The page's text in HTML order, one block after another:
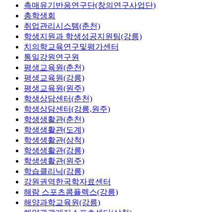
촉매유기반응연구단(창의연구사업단)
총학생회
취업관리시스템(춘천)
학생지원과 학생성공지원팀(강릉)
치의학교육연구및평가센터
통일강원연구원
평생교육원(춘천)
평생교육원(강릉)
평생교육원(원주)
학생상담센터(춘천)
학생상담센터(강릉,원주)
학생생활관(춘천)
학생생활관(도계)
학생생활관(삼척)
학생생활관(강릉)
학생생활관(원주)
학습클리닉(강릉)
강원권역한국학자료센터
해람 스포츠콤플렉스(강릉)
해양과학교육원(강릉)